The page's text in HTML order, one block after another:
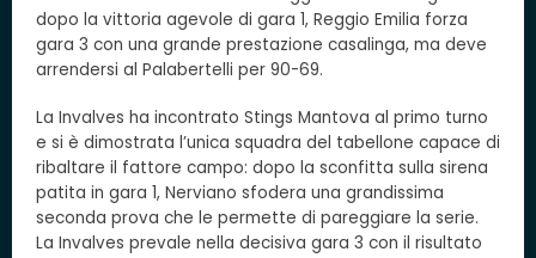
dopo la vittoria agevole di gara 1, Reggio Emilia forza
gara 3 con una grande prestazione casalinga, ma deve
arrendersi al Palabertelli per 90-69.
La Invalves ha incontrato Stings Mantova al primo turno
e si è dimostrata l’unica squadra del tabellone capace di
ribaltare il fattore campo: dopo la sconfitta sulla sirena
patita in gara 1, Nerviano sfodera una grandissima
seconda prova che le permette di pareggiare la serie.
La Invalves prevale nella decisiva gara 3 con il risultato